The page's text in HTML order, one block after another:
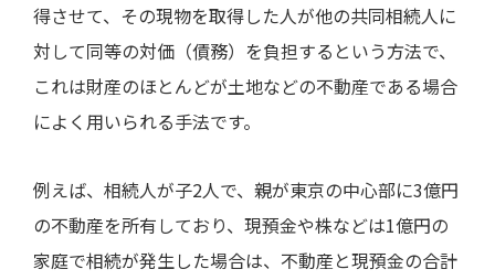
得させて、その現物を取得した人が他の共同相続人に
対して同等の対価（債務）を負担するという方法で、
これは財産のほとんどが土地などの不動産である場合
によく用いられる手法です。
例えば、相続人が子2人で、親が東京の中心部に3億円
の不動産を所有しており、現預金や株などは1億円の
家庭で相続が発生した場合は、不動産と現預金の合計